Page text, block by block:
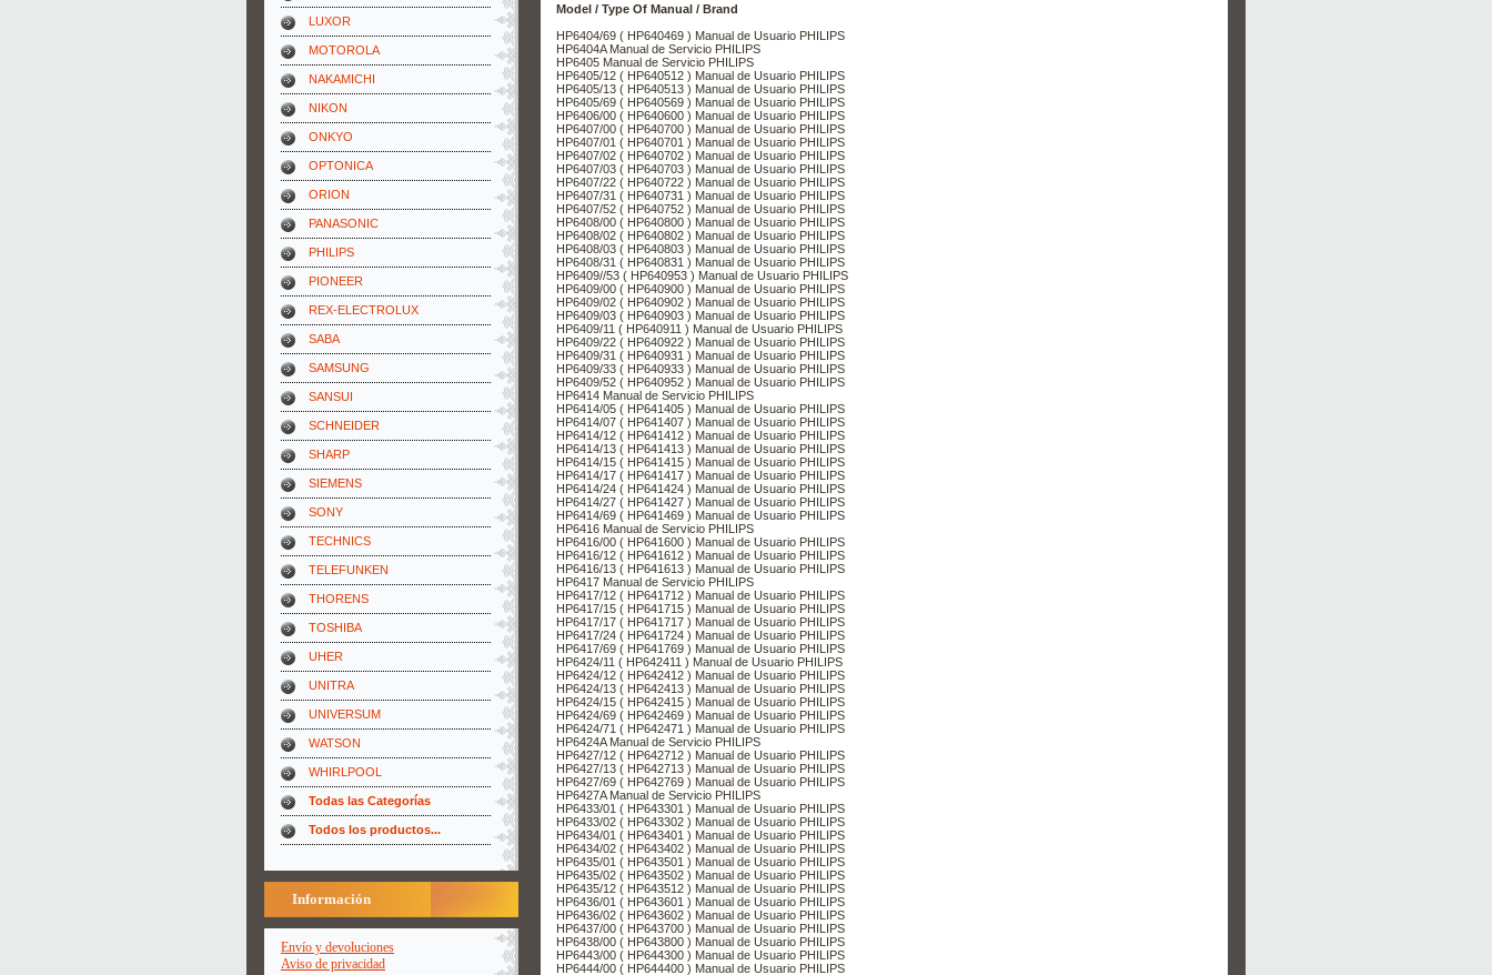
LUXOR
MOTOROLA
NAKAMICHI
NIKON
ONKYO
OPTONICA
ORION
PANASONIC
PHILIPS
PIONEER
REX-ELECTROLUX
SABA
SAMSUNG
SANSUI
SCHNEIDER
SHARP
SIEMENS
SONY
TECHNICS
TELEFUNKEN
THORENS
TOSHIBA
UHER
UNITRA
UNIVERSUM
WATSON
WHIRLPOOL
Todas las Categorías
Todos los productos...
Información
Envío y devoluciones
Aviso de privacidad
Model / Type Of Manual / Brand
HP6404/69 ( HP640469 ) Manual de Usuario PHILIPS
HP6404A Manual de Servicio PHILIPS
HP6405 Manual de Servicio PHILIPS
HP6405/12 ( HP640512 ) Manual de Usuario PHILIPS
HP6405/13 ( HP640513 ) Manual de Usuario PHILIPS
HP6405/69 ( HP640569 ) Manual de Usuario PHILIPS
HP6406/00 ( HP640600 ) Manual de Usuario PHILIPS
HP6407/00 ( HP640700 ) Manual de Usuario PHILIPS
HP6407/01 ( HP640701 ) Manual de Usuario PHILIPS
HP6407/02 ( HP640702 ) Manual de Usuario PHILIPS
HP6407/03 ( HP640703 ) Manual de Usuario PHILIPS
HP6407/22 ( HP640722 ) Manual de Usuario PHILIPS
HP6407/31 ( HP640731 ) Manual de Usuario PHILIPS
HP6407/52 ( HP640752 ) Manual de Usuario PHILIPS
HP6408/00 ( HP640800 ) Manual de Usuario PHILIPS
HP6408/02 ( HP640802 ) Manual de Usuario PHILIPS
HP6408/03 ( HP640803 ) Manual de Usuario PHILIPS
HP6408/31 ( HP640831 ) Manual de Usuario PHILIPS
HP6409//53 ( HP640953 ) Manual de Usuario PHILIPS
HP6409/00 ( HP640900 ) Manual de Usuario PHILIPS
HP6409/02 ( HP640902 ) Manual de Usuario PHILIPS
HP6409/03 ( HP640903 ) Manual de Usuario PHILIPS
HP6409/11 ( HP640911 ) Manual de Usuario PHILIPS
HP6409/22 ( HP640922 ) Manual de Usuario PHILIPS
HP6409/31 ( HP640931 ) Manual de Usuario PHILIPS
HP6409/33 ( HP640933 ) Manual de Usuario PHILIPS
HP6409/52 ( HP640952 ) Manual de Usuario PHILIPS
HP6414 Manual de Servicio PHILIPS
HP6414/05 ( HP641405 ) Manual de Usuario PHILIPS
HP6414/07 ( HP641407 ) Manual de Usuario PHILIPS
HP6414/12 ( HP641412 ) Manual de Usuario PHILIPS
HP6414/13 ( HP641413 ) Manual de Usuario PHILIPS
HP6414/15 ( HP641415 ) Manual de Usuario PHILIPS
HP6414/17 ( HP641417 ) Manual de Usuario PHILIPS
HP6414/24 ( HP641424 ) Manual de Usuario PHILIPS
HP6414/27 ( HP641427 ) Manual de Usuario PHILIPS
HP6414/69 ( HP641469 ) Manual de Usuario PHILIPS
HP6416 Manual de Servicio PHILIPS
HP6416/00 ( HP641600 ) Manual de Usuario PHILIPS
HP6416/12 ( HP641612 ) Manual de Usuario PHILIPS
HP6416/13 ( HP641613 ) Manual de Usuario PHILIPS
HP6417 Manual de Servicio PHILIPS
HP6417/12 ( HP641712 ) Manual de Usuario PHILIPS
HP6417/15 ( HP641715 ) Manual de Usuario PHILIPS
HP6417/17 ( HP641717 ) Manual de Usuario PHILIPS
HP6417/24 ( HP641724 ) Manual de Usuario PHILIPS
HP6417/69 ( HP641769 ) Manual de Usuario PHILIPS
HP6424/11 ( HP642411 ) Manual de Usuario PHILIPS
HP6424/12 ( HP642412 ) Manual de Usuario PHILIPS
HP6424/13 ( HP642413 ) Manual de Usuario PHILIPS
HP6424/15 ( HP642415 ) Manual de Usuario PHILIPS
HP6424/69 ( HP642469 ) Manual de Usuario PHILIPS
HP6424/71 ( HP642471 ) Manual de Usuario PHILIPS
HP6424A Manual de Servicio PHILIPS
HP6427/12 ( HP642712 ) Manual de Usuario PHILIPS
HP6427/13 ( HP642713 ) Manual de Usuario PHILIPS
HP6427/69 ( HP642769 ) Manual de Usuario PHILIPS
HP6427A Manual de Servicio PHILIPS
HP6433/01 ( HP643301 ) Manual de Usuario PHILIPS
HP6433/02 ( HP643302 ) Manual de Usuario PHILIPS
HP6434/01 ( HP643401 ) Manual de Usuario PHILIPS
HP6434/02 ( HP643402 ) Manual de Usuario PHILIPS
HP6435/01 ( HP643501 ) Manual de Usuario PHILIPS
HP6435/02 ( HP643502 ) Manual de Usuario PHILIPS
HP6435/12 ( HP643512 ) Manual de Usuario PHILIPS
HP6436/01 ( HP643601 ) Manual de Usuario PHILIPS
HP6436/02 ( HP643602 ) Manual de Usuario PHILIPS
HP6437/00 ( HP643700 ) Manual de Usuario PHILIPS
HP6438/00 ( HP643800 ) Manual de Usuario PHILIPS
HP6443/00 ( HP644300 ) Manual de Usuario PHILIPS
HP6444/00 ( HP644400 ) Manual de Usuario PHILIPS